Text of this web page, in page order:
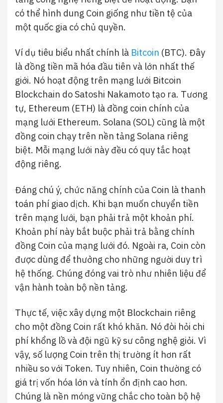
có thể hình dung Coin giống như tiền tệ của
một quốc gia có chủ quyền.
Ví dụ tiêu biểu nhất chính là Bitcoin (BTC). Đây
là đồng tiền mã hóa đầu tiên và lớn nhất thế
giới. Nó hoạt động trên mạng lưới Bitcoin
Blockchain do Satoshi Nakamoto tạo ra. Tương
tự, Ethereum (ETH) là đồng coin chính của
mạng lưới Ethereum. Solana (SOL) cũng là một
đồng coin chạy trên nền tảng Solana riêng
biệt. Mỗi mạng lưới này đều có quy tắc hoạt
động riêng.
Đáng chú ý, chức năng chính của Coin là thanh
toán phí giao dịch. Khi bạn muốn chuyển tiền
trên mạng lưới, bạn phải trả một khoản phí.
Khoản phí này bắt buộc phải trả bằng chính
đồng Coin của mạng lưới đó. Ngoài ra, Coin còn
được dùng để thưởng cho những người duy trì
hệ thống. Chúng đóng vai trò như nhiên liệu để
vận hành toàn bộ nền tảng.
Thực tế, việc xây dựng một Blockchain riêng
cho một đồng Coin rất khó khăn. Nó đòi hỏi chi
phí khổng lồ và đội ngũ kỹ sư công nghệ giỏi. Vì
vậy, số lượng Coin trên thị trường ít hơn rất
nhiều so với Token. Tuy nhiên, Coin thường có
giá trị vốn hóa lớn và tính ổn định cao hơn.
Chúng là nền móng vững chắc cho toàn bộ hệ